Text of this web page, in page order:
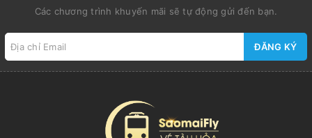
Các chương trình khuyến mãi sẽ tự động gửi đến bạn.
ĐĂNG KÝ